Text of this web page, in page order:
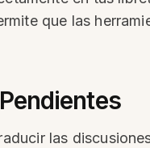
que las
las